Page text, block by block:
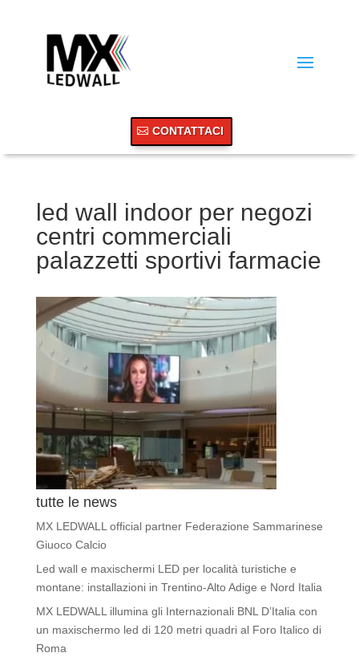
CONTATTACI
led wall indoor per negozi
centri commerciali
palazzetti sportivi farmacie
tutte le news
MX LEDWALL official partner Federazione Sammarinese
Giuoco Calcio
Led wall e maxischermi LED per località turistiche e
montane: installazioni in Trentino-Alto Adige e Nord Italia
MX LEDWALL illumina gli Internazionali BNL D’Italia con
un maxischermo led di 120 metri quadri al Foro Italico di
Roma